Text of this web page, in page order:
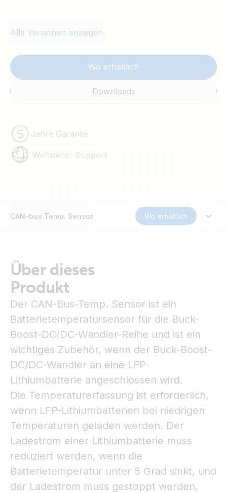
Alle Versionen anzeigen
Wo erhältlich
Downloads
Jahre Garantie
Weltweiter Support
CAN-bus Temp. Sensor Wo erhältlich
Über dieses
Produkt
Der CAN-Bus-Temp. Sensor ist ein
Batterietemperatursensor für die Buck-
Boost-DC/DC-Wandler-Reihe und ist ein
wichtiges Zubehör, wenn der Buck-Boost-
DC/DC-Wandler an eine LFP-
Lithiumbatterie angeschlossen wird.
Die Temperaturerfassung ist erforderlich,
wenn LFP-Lithiumbatterien bei niedrigen
Temperaturen geladen werden. Der
Ladestrom einer Lithiumbatterie muss
reduziert werden, wenn die
Batterietemperatur unter 5 Grad sinkt, und
der Ladestrom muss gestoppt werden,